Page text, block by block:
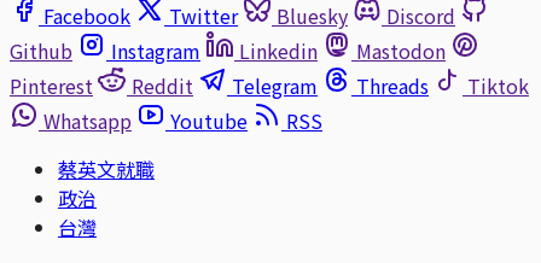
Facebook
Twitter Bluesky
Discord
Github
Instagram Linkedin
Mastodon
Pinterest
Reddit Telegram Threads
Tiktok
Whatsapp
Youtube
RSS
蔡英文就職
政治
台灣